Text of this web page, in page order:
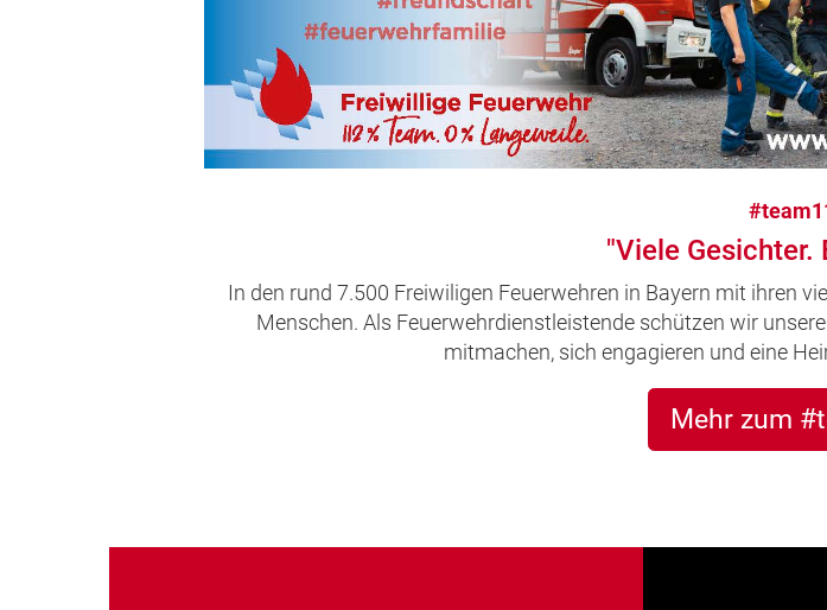
"Viele Gesichter.
In den rund 7.500 Freiwiligen Feuerwehren in Bayern mit ihren
Menschen. Als Feuerwehrdienstleistende schützen wir
mitmachen, sich engagieren und eine
Mehr zum